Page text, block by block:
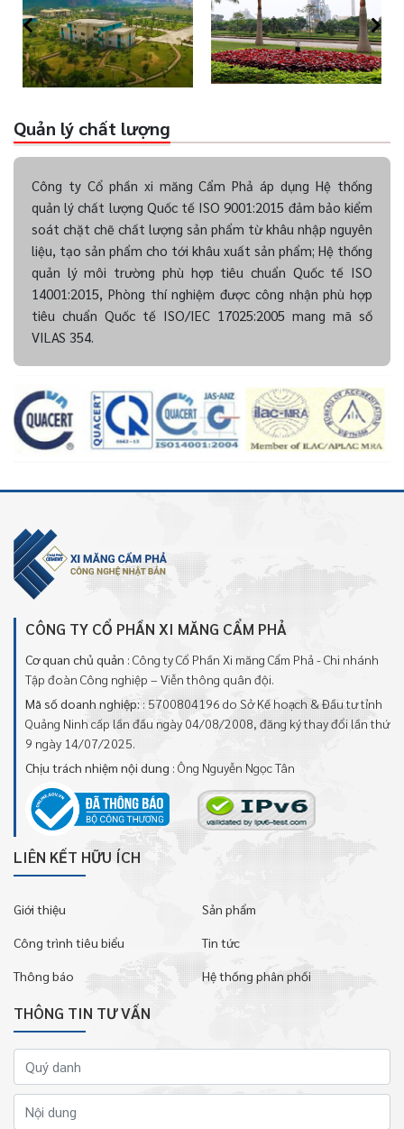
Quản lý chất lượng
Công ty Cổ phần xi măng Cẩm Phả áp dụng Hệ thống
quản lý chất lượng Quốc tế ISO 9001:2015 đảm bảo kiểm
soát chặt chẽ chất lượng sản phẩm từ khâu nhập nguyên
liệu, tạo sản phẩm cho tới khâu xuất sản phẩm; Hệ thống
quản lý môi trường phù hợp tiêu chuẩn Quốc tế ISO
14001:2015, Phòng thí nghiệm được công nhận phù hợp
tiêu chuẩn Quốc tế ISO/IEC 17025:2005 mang mã số
VILAS 354.
CÔNG TY CỔ PHẦN XI MĂNG CẨM PHẢ
Cơ quan chủ quản : Công ty Cổ Phần Xi măng Cẩm Phả - Chi nhánh
Tập đoàn Công nghiệp – Viễn thông quân đội.
Mã số doanh nghiệp: : 5700804196 do Sở Kế hoạch & Đầu tư tỉnh
Quảng Ninh cấp lần đầu ngày 04/08/2008, đăng ký thay đổi lần thứ
9 ngày 14/07/2025.
Chịu trách nhiệm nội dung : Ông Nguyễn Ngọc Tân
LIÊN KẾT HỮU ÍCH
Giới thiệu Sản phẩm
Công trình tiêu biểu Tin tức
Thông báo Hệ thống phân phối
THÔNG TIN TƯ VẤN